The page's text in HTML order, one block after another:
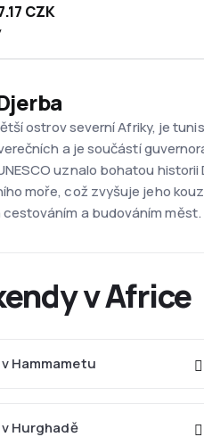
CZK
ostrov severní Afriky, je
a je součástí
uznalo bohatou
moře, což zvyšuje jeho
a budováním
v Africe
Hammametu
Hurghadě